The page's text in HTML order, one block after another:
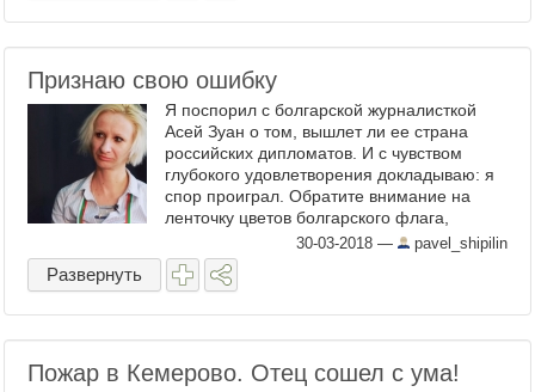
Признаю свою ошибку
Я поспорил с болгарской журналисткой
Асей Зуан о том, вышлет ли ее страна
российских дипломатов. И с чувством
глубокого удовлетворения докладываю: я
спор проиграл. Обратите внимание на
ленточку цветов болгарского флага,
которую корреспондент ИА News Front Ася
Зуан непременно надевает ...
30-03-2018 — pavel_shipilin
Развернуть
Пожар в Кемерово. Отец сошел с ума!